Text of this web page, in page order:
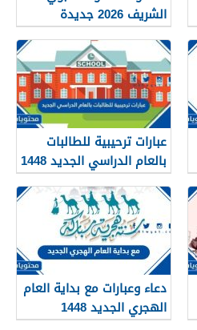
الشريف 2026 جديدة
عبارات ترحيبية للطالبات
بالعام الدراسي الجديد 1448
بالصور
دعاء وعبارات مع بداية العام
الهجري الجديد 1448